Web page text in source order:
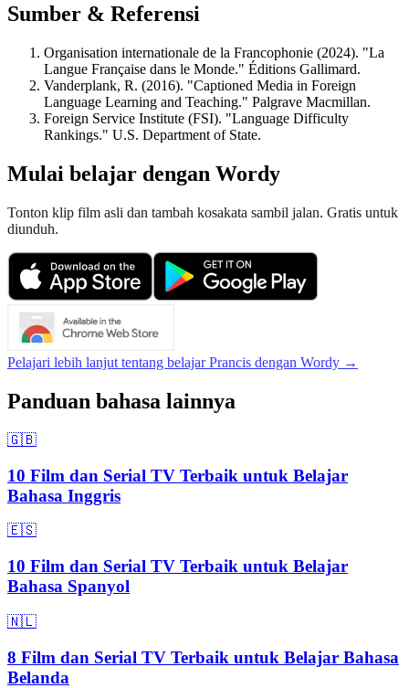
Sumber & Referensi
Organisation internationale de la Francophonie (2024). "La
Langue Française dans le Monde." Éditions Gallimard.
Vanderplank, R. (2016). "Captioned Media in Foreign
Language Learning and Teaching." Palgrave Macmillan.
Foreign Service Institute (FSI). "Language Difficulty
Rankings." U.S. Department of State.
Mulai belajar dengan Wordy
Tonton klip film asli dan tambah kosakata sambil jalan. Gratis untuk
diunduh.
Pelajari lebih lanjut tentang belajar Prancis dengan Wordy →
Panduan bahasa lainnya
🇬🇧
10 Film dan Serial TV Terbaik untuk Belajar
Bahasa Inggris
🇪🇸
10 Film dan Serial TV Terbaik untuk Belajar
Bahasa Spanyol
🇳🇱
8 Film dan Serial TV Terbaik untuk Belajar Bahasa
Belanda